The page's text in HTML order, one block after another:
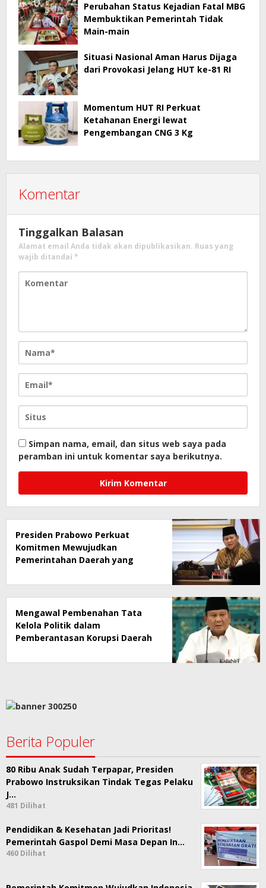
Perubahan Status Kejadian Fatal MBG
Membuktikan Pemerintah Tidak
Main-main
Situasi Nasional Aman Harus Dijaga
dari Provokasi Jelang HUT ke-81 RI
Momentum HUT RI Perkuat
Ketahanan Energi lewat
Pengembangan CNG 3 Kg
Komentar
Tinggalkan Balasan
Alamat email Anda tidak akan dipublikasikan. Ruas yang
wajib ditandai *
Simpan nama, email, dan situs web saya pada
peramban ini untuk komentar saya berikutnya.
Presiden Prabowo Perkuat
Komitmen Mewujudkan
Pemerintahan Daerah yang
Mengawal Pembenahan Tata
Kelola Politik dalam
Pemberantasan Korupsi Daerah
Berita Populer
80 Ribu Anak Sudah Terpapar, Presiden
Prabowo Instruksikan Tindak Tegas Pelaku
J…
481 Dilihat
Pendidikan & Kesehatan Jadi Prioritas!
Pemerintah Gaspol Demi Masa Depan In…
460 Dilihat